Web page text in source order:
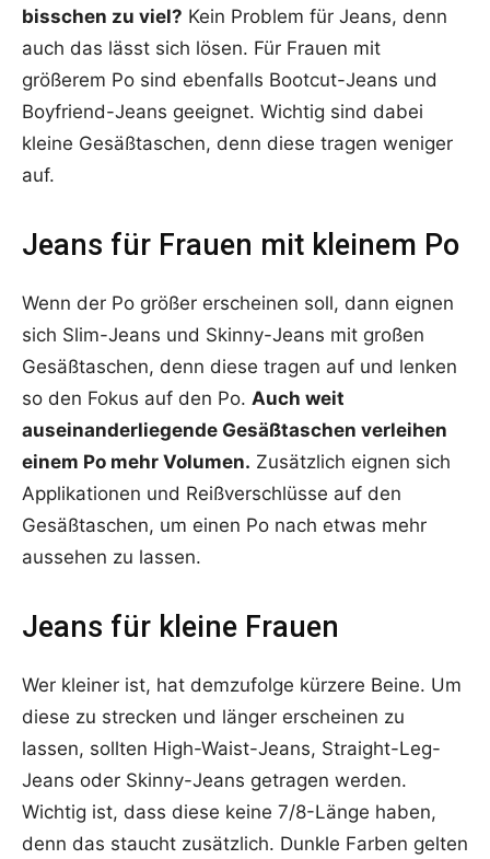
bisschen zu viel? Kein Problem für Jeans, denn
auch das lässt sich lösen. Für Frauen mit
größerem Po sind ebenfalls Bootcut-Jeans und
Boyfriend-Jeans geeignet. Wichtig sind dabei
kleine Gesäßtaschen, denn diese tragen weniger
auf.
Jeans für Frauen mit kleinem Po
Wenn der Po größer erscheinen soll, dann eignen
sich Slim-Jeans und Skinny-Jeans mit großen
Gesäßtaschen, denn diese tragen auf und lenken
so den Fokus auf den Po. Auch weit
auseinanderliegende Gesäßtaschen verleihen
einem Po mehr Volumen. Zusätzlich eignen sich
Applikationen und Reißverschlüsse auf den
Gesäßtaschen, um einen Po nach etwas mehr
aussehen zu lassen.
Jeans für kleine Frauen
Wer kleiner ist, hat demzufolge kürzere Beine. Um
diese zu strecken und länger erscheinen zu
lassen, sollten High-Waist-Jeans, Straight-Leg-
Jeans oder Skinny-Jeans getragen werden.
Wichtig ist, dass diese keine 7/8-Länge haben,
denn das staucht zusätzlich. Dunkle Farben gelten